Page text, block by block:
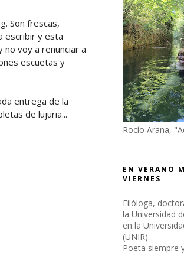
Son frescas,
escribir y esta
voy a renunciar a
escuetas y
entrega de la
de lujuria...
Rocío Arana,
EN VERANO
VIERNES
Filóloga,
la Universidad
en la
(UNIR).
Poeta siempre